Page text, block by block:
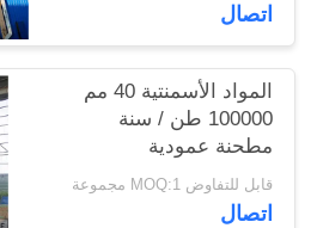
خريطة
الموقع
سياسة
الخصوصية
اتصال
المواد الأسمنتية 40 مم
100000 طن / سنة
مطحنة عمودية
قابل للتفاوض MOQ:1 مجموعة
اتصال